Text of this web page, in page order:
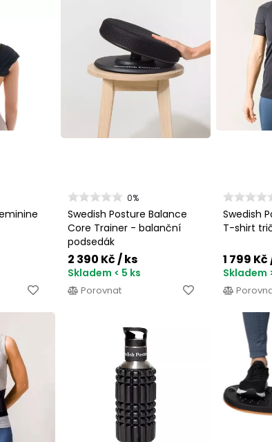
0%
Swedish Posture Balance
Core Trainer - balanční
podsedák
2 390 Kč/ ks
Skladem < 5 ks
Porovnat
Swedish
T-shirt
1 799 Kč
Skladem